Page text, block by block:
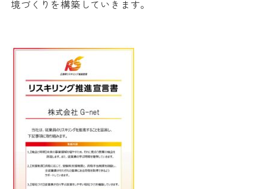
境づくりを構築していきます。